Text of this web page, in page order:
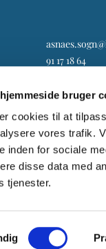
bruger
cookies til at
vores trafik.
inden for sociale
disse data med
tjenester.
91 17 18 64